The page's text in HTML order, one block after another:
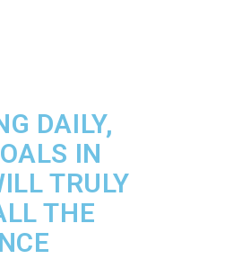
DAILY,
IN
TRULY
THE